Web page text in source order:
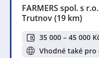
FARMERS spol. s r.o.
Trutnov(19 km)
35 000 – 45 000
Vhodné také pro